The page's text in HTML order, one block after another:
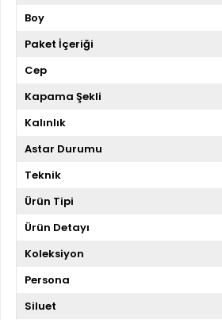
Boy
Paket İçeriği
Cep
Kapama Şekli
Kalınlık
Astar Durumu
Teknik
Ürün Tipi
Ürün Detayı
Koleksiyon
Persona
Siluet